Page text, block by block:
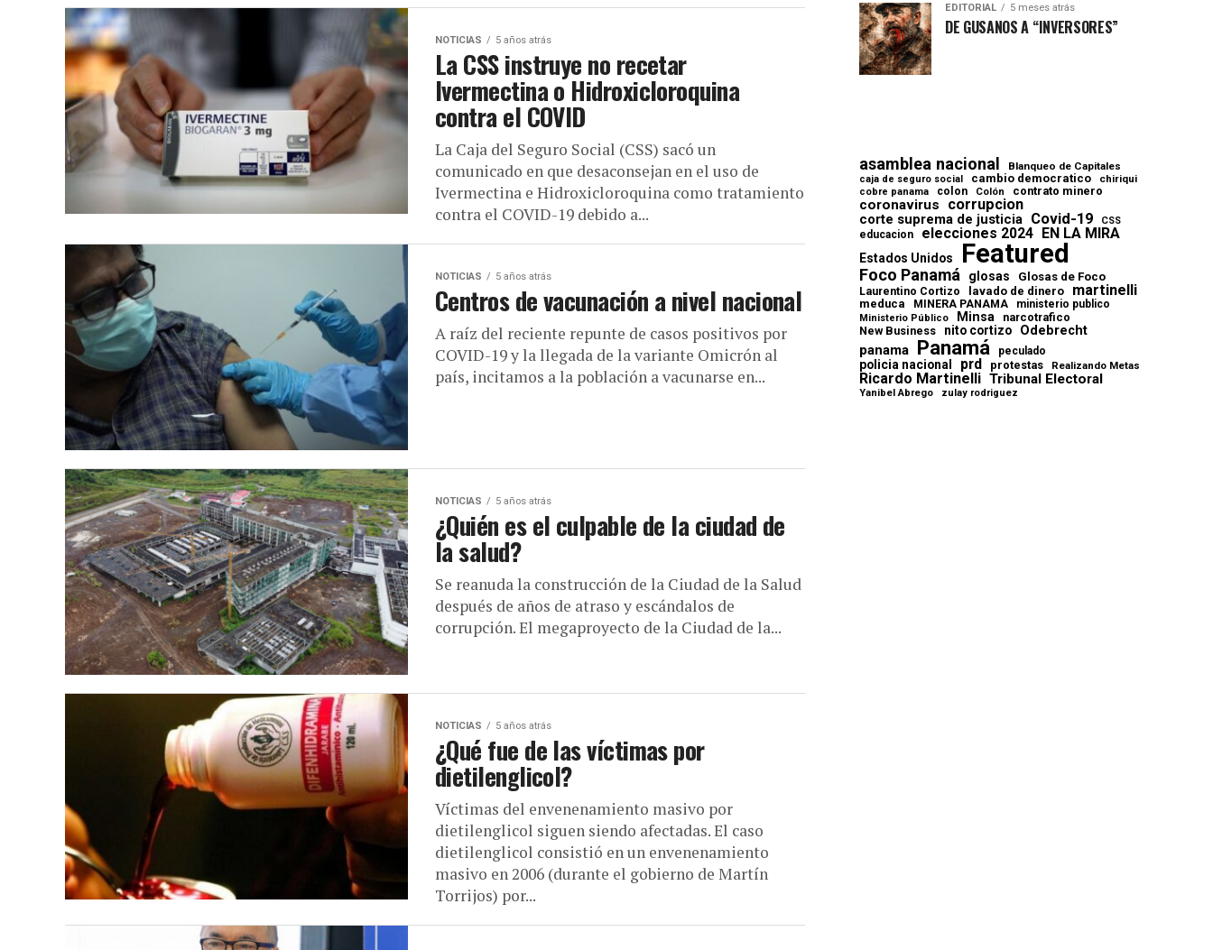
NOTICIAS 5 años atrás
La CSS instruye no recetar
Ivermectina o Hidroxicloroquina
contra el COVID
La Caja del Seguro Social (CSS) sacó un
comunicado en que desaconsejan en el uso de
Ivermectina e Hidroxicloroquina como tratamiento
contra el COVID-19 debido a...
NOTICIAS 5 años atrás
Centros de vacunación a nivel nacional
A raíz del reciente repunte de casos positivos por
COVID-19 y la llegada de la variante Omicrón al
país, incitamos a la población a vacunarse en...
NOTICIAS 5 años atrás
¿Quién es el culpable de la ciudad de
la salud?
Se reanuda la construcción de la Ciudad de la Salud
después de años de atraso y escándalos de
corrupción. El megaproyecto de la Ciudad de la...
NOTICIAS 5 años atrás
¿Qué fue de las víctimas por
dietilenglicol?
Víctimas del envenenamiento masivo por
dietilenglicol siguen siendo afectadas. El caso
dietilenglicol consistió en un envenenamiento
masivo en 2006 (durante el gobierno de Martín
Torrijos) por...
EDITORIAL 5 meses atrás
DE GUSANOS A “INVERSORES”
asamblea nacional Blanqueo de Capitales
caja de seguro social cambio democratico chiriqui
cobre panama colon Colón contrato minero
coronavirus corrupcion
corte suprema de justicia Covid-19 CSS
educacion elecciones 2024 EN LA MIRA
Estados Unidos Featured
Foco Panamá glosas Glosas de Foco
Laurentino Cortizo lavado de dinero martinelli
meduca MINERA PANAMA ministerio publico
Ministerio Público Minsa
narcotrafico
New Business
nito cortizo
Odebrecht
panama Panamá peculado
policia nacional prd protestas Realizando Metas
Ricardo Martinelli Tribunal Electoral
Yanibel Abrego zulay rodriguez